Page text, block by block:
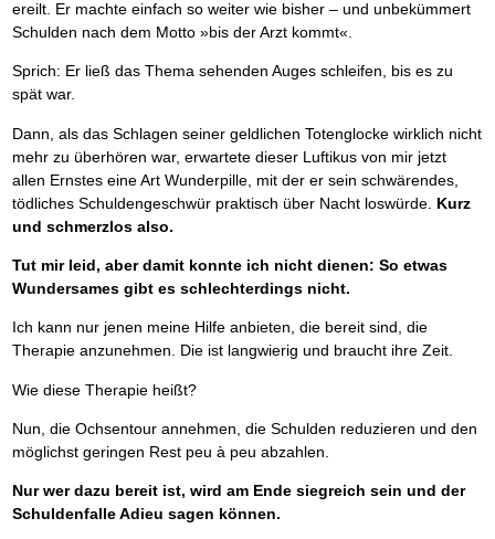
ereilt. Er machte einfach so weiter wie bisher – und unbekümmert
Schulden nach dem Motto »bis der Arzt kommt«.
Sprich: Er ließ das Thema sehenden Auges schleifen, bis es zu
spät war.
Dann, als das Schlagen seiner geldlichen Totenglocke wirklich nicht
mehr zu überhören war, erwartete dieser Luftikus von mir jetzt
allen Ernstes eine Art Wunderpille, mit der er sein schwärendes,
tödliches Schuldengeschwür praktisch über Nacht loswürde. Kurz
und schmerzlos also.
Tut mir leid, aber damit konnte ich nicht dienen: So etwas
Wundersames gibt es schlechterdings nicht.
Ich kann nur jenen meine Hilfe anbieten, die bereit sind, die
Therapie anzunehmen. Die ist langwierig und braucht ihre Zeit.
Wie diese Therapie heißt?
Nun, die Ochsentour annehmen, die Schulden reduzieren und den
möglichst geringen Rest peu à peu abzahlen.
Nur wer dazu bereit ist, wird am Ende siegreich sein und der
Schuldenfalle Adieu sagen können.